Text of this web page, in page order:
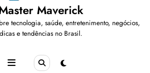
Maverick
tecnologia, saúde, entretenimento, negócios,
dicas e tendências no Brasil.